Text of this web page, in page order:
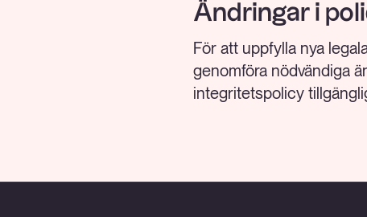
Ändringar i
För att uppfylla nya
genomföra nödvändiga
integritetspolicy